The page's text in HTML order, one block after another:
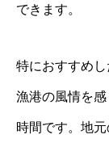
できます。
特におすすめ
漁港の風情を
時間です。地